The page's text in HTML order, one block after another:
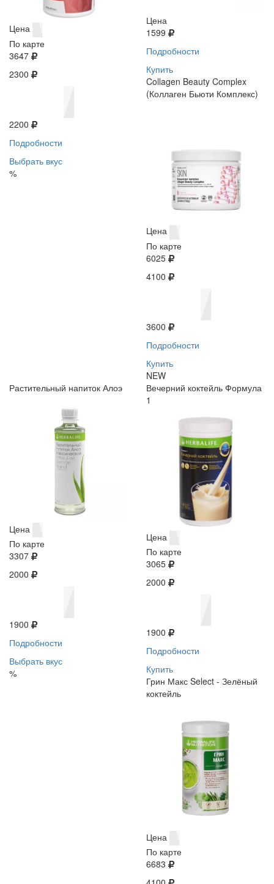
Цена
По карте
3647
2300
2200
Подробности
Выбрать вкус
%
Цена
1599
Подробности
Купить
Collagen Beauty Complex
(Коллаген Бьюти Комплекс)
Цена
По карте
6025
4100
3600
Подробности
Купить
NEW
Растительный напиток Алоэ
Цена
По карте
3307
2000
1900
Подробности
Выбрать вкус
%
Вечерний коктейль Формула
1
Цена
По карте
3065
2000
1900
Подробности
Купить
Грин Макс Select - Зелёный
коктейль
Цена
По карте
6683